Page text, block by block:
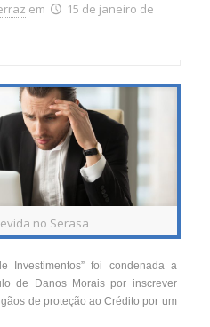
em
15 de janeiro de
no Serasa
Investimentos” foi condenada a
de Danos Morais por inscrever
de proteção ao Crédito por um